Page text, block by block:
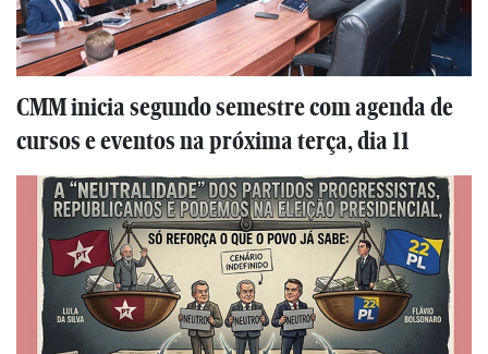
CMM inicia segundo semestre com agenda de
cursos e eventos na próxima terça, dia 11